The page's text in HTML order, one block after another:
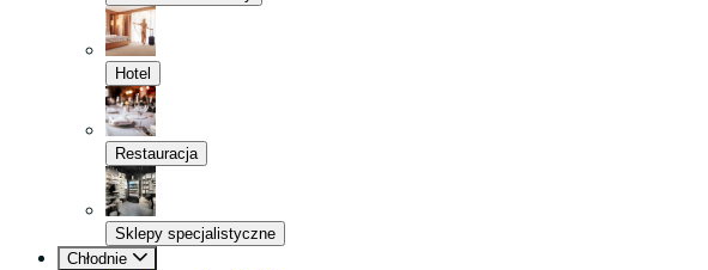
Hotel
Restauracja
Sklepy specjalistyczne
Chłodnie